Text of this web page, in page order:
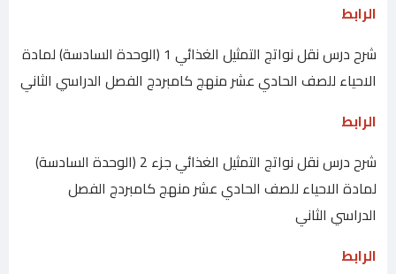
الرابط
شرح درس نقل نواتج التمثيل الغذائي 1 (الوحدة السادسة) لمادة
الاحياء للصف الحادي عشر منهج كامبردج الفصل الدراسي الثاني
الرابط
شرح درس نقل نواتج التمثيل الغذائي جزء 2 (الوحدة السادسة)
لمادة الاحياء للصف الحادي عشر منهج كامبردج الفصل
الدراسي الثاني
الرابط